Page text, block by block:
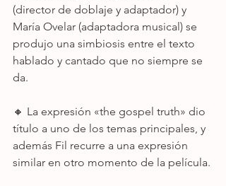
(director de doblaje y adaptador) y
María Ovelar (adaptadora musical) se
produjo una simbiosis entre el texto
hablado y cantado que no siempre se
da.
🔸 La expresión «the gospel truth» dio
título a uno de los temas principales, y
además Fil recurre a una expresión
similar en otro momento de la película.